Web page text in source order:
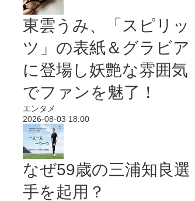
東雲うみ、「スピリッ
ツ」の表紙＆グラビア
に登場し妖艶な雰囲気
でファンを魅了！
エンタメ
2026-08-03 18:00
なぜ59歳の三浦知良選
手を起用？